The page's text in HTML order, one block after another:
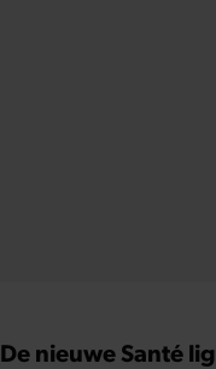
De nieuwe Santé